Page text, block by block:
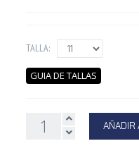
TALLA:
GUIA DE TALLAS
AÑADIR